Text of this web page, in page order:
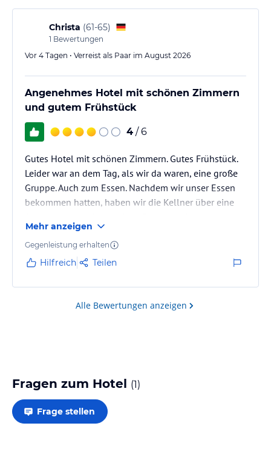
Christa (61-65)
1 Bewertungen
Vor 4 Tagen • Verreist als Paar im August 2026
Angenehmes Hotel mit schönen Zimmern
und gutem Frühstück
4 / 6
Gutes Hotel mit schönen Zimmern. Gutes Frühstück.
Leider war an dem Tag, als wir da waren, eine große
Gruppe. Auch zum Essen. Nachdem wir unser Essen
bekommen hatten, haben wir die Kellner über eine
Mehr anzeigen
Gegenleistung erhalten
Hilfreich Teilen
Alle Bewertungen anzeigen
Fragen zum Hotel (1)
Frage stellen